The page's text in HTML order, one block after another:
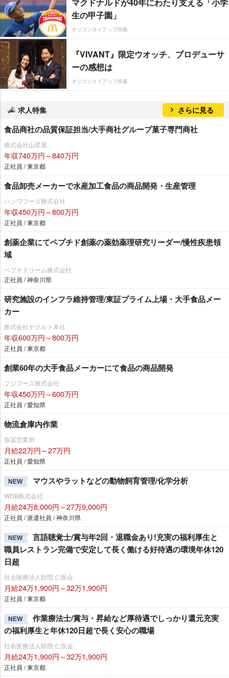
生の甲子園」
オリコンタイアップ特集
『VIVANT』限定ウオッチ、プロデューサ
ーの感想は
オリコンタイアップ特集
求人特集 さらに見る
食品商社の品質保証担当/大手商社グループ菓子専門商社
株式会社山星屋
年収740万円～840万円
正社員 / 東京都
食品卸売メーカーで水産加工食品の商品開発・生産管理
ハンワフーズ株式会社
年収450万円～800万円
正社員 / 東京都
創薬企業にてペプチド創薬の薬効薬理研究リーダー/慢性疾患領
域
ペプチドリーム株式会社
正社員 / 神奈川県
研究施設のインフラ維持管理/東証プライム上場・大手食品メー
カー
株式会社ヤクルト本社
年収600万円～800万円
正社員 / 東京都
創業60年の大手食品メーカーにて食品の商品開発
フジフーズ株式会社
年収450万円～600万円
正社員 / 愛知県
物流倉庫内作業
弥冨営業所
月給22万円～27万円
正社員 / 愛知県
NEW マウスやラットなどの動物飼育管理/化学分析
WDB株式会社
月給24万8,000円～27万9,000円
正社員 / 派遣社員 / 神奈川県
NEW
言語聴覚士/賞与年2回・退職金あり!充実の福利厚生と
職員レストラン完備で安定して長く働ける好待遇の環境年休120
日超
社会医療法人財団 仁医会
月給24万1,900円～32万1,900円
正社員 / 東京都
NEW
作業療法士/賞与・昇給など厚待遇でしっかり還元充実
の福利厚生と年休120日超で長く安心の職場
社会医療法人財団 仁医会
月給24万1,900円～32万1,900円
正社員 / 東京都